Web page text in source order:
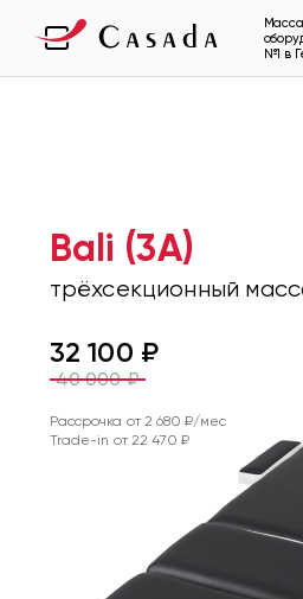
№1 в
Bali (3A)
трёхсекционный
32 100 ₽
40 000₽
Рассрочка от2 680 ₽/мес
Trade-in от 22 470 ₽